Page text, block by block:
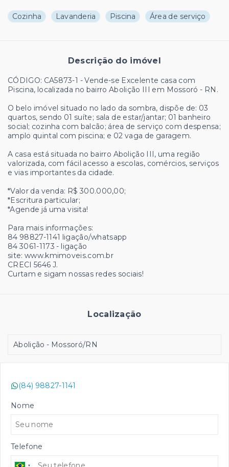
Cozinha Lavanderia Piscina Área de serviço
Descrição do imóvel
CÓDIGO: CA5873-1 - Vende-se Excelente casa com
Piscina, localizada no bairro Abolição III em Mossoró - RN.
O belo imóvel situado no lado da sombra, dispõe de: 03
quartos, sendo 01 suíte; sala de estar/jantar; 01 banheiro
social; cozinha com balcão; área de serviço com despensa;
amplo quintal com piscina; e 02 vaga de garagem.
A casa está situada no bairro Abolição III, uma região
valorizada, com fácil acesso a escolas, comércios, serviços
e vias importantes da cidade.
*Valor da venda: R$ 300.000,00;
*Escritura particular;
*Agende já uma visita!
Para mais informações:
84 98827-1141 ligação/whatsapp
84 3061-1173 - ligação
site: www.kmimoveis.com.br
CRECI 5646 J.
Curtam e sigam nossas redes sociais!
Localização
Abolição - Mossoró/RN
(84) 98827-1141
Nome
Telefone